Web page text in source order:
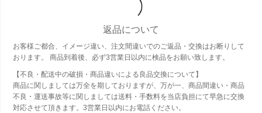
返品について
お客様ご都合、イメージ違い、注文間違いでのご返品・交換はお断りして
おります。 商品到着後、必ず3営業日以内に検品をお願い致します。
【不良・配送中の破損・商品違いによる良品交換について】
商品に関しましては万全を期しておりますが、万が一、商品間違い・商品
不良・運送事故等に関しましては送料・手数料を当店負担にて早急に交換
対応させて頂きます。3営業日以内にお電話ください。